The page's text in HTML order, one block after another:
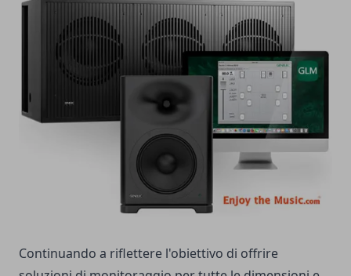
Continuando a riflettere l'obiettivo di offrire